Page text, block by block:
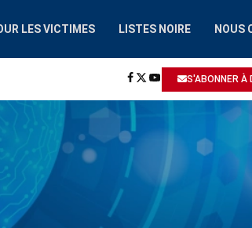
LES VICTIMES LISTES NOIRE NOUS
ALPHAAIROBOT.COMA ÉTÉ SIGNALÉ:S'ABONNER À